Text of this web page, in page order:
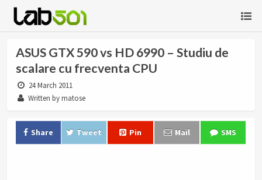
ASUS GTX 590 vs HD 6990 – Studiu de
scalare cu frecventa CPU
24 March 2011
Written by matose
Share Tweet Pin Mail SMS